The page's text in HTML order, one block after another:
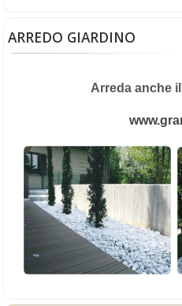
gocce, regolabile da 80
Soluzione pratica,
114,68(iva
ARREDO GIARDINO
Arreda anche